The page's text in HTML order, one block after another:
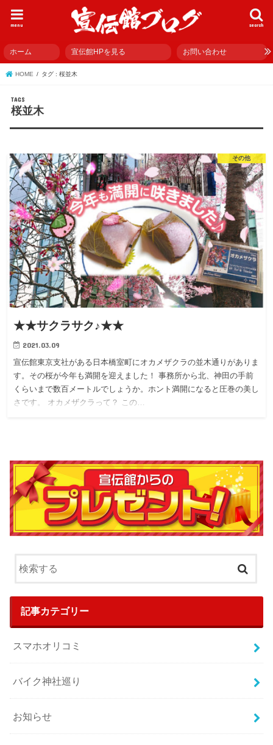
search
menu
ホーム 宣伝館HPを見る お問い合わせ
HOME タグ : 桜並木
桜並木
その他
★★サクラサク♪★★
2021.03.09
宣伝館東京支社がある日本橋室町にオカメザクラの並木通りがありま
す。その桜が今年も満開を迎えました！ 事務所から北、神田の手前
くらいまで数百メートルでしょうか。ホント満開になると圧巻の美し
さです。 オカメザクラって？ この…
記事カテゴリー
スマホオリコミ
バイク神社巡り
お知らせ